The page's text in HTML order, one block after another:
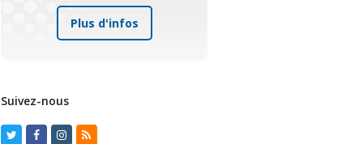
Plus d'infos
Suivez-nous
TwitterFacebook
Instagram
RSS